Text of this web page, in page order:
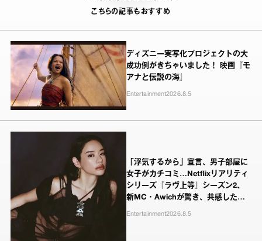
こちらの記事もおすすめ
ディズニー実写化プロジェクトの大
成功例がきちゃいました！ 映画『モ
アナと伝説の海』
Entertainment2026.8.5
「浮気するから」宣言、男子部屋に
女子がカチコミ…Netflixリアリティ
シリーズ『ラヴ上等』シーズン2、
新MC・Awichが驚き、共感したヤ
Entertainment2026.8.5